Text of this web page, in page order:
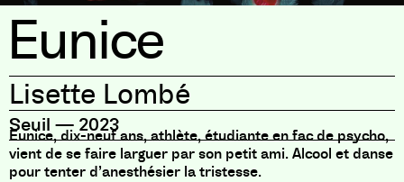
Eunice
Lisette Lombé
Seuil — 2023
Eunice, dix-neuf ans, athlète, étudiante en fac de psycho,
vient de se faire larguer par son petit ami. Alcool et danse
pour tenter d’anesthésier la tristesse.